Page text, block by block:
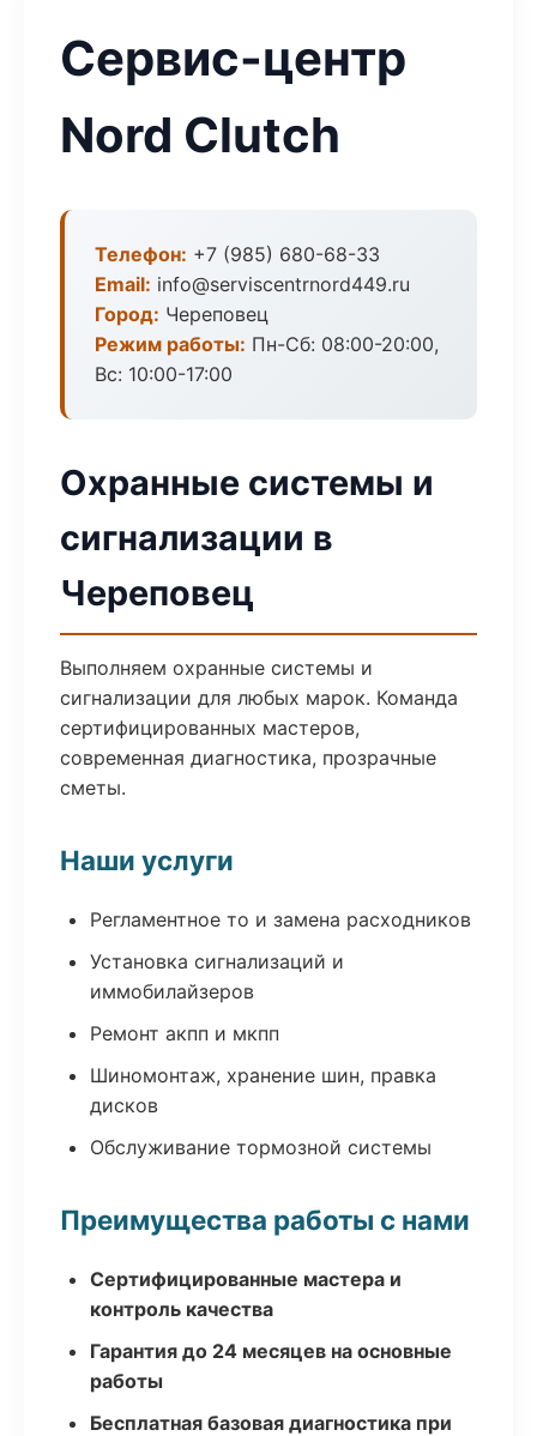
Сервис-центр
Nord Clutch
Телефон: +7 (985) 680-68-33
Email: info@serviscentrnord449.ru
Город: Череповец
Режим работы: Пн-Сб: 08:00-20:00,
Вс: 10:00-17:00
Охранные системы и
сигнализации в
Череповец
Выполняем охранные системы и
сигнализации для любых марок. Команда
сертифицированных мастеров,
современная диагностика, прозрачные
сметы.
Наши услуги
Регламентное то и замена расходников
Установка сигнализаций и
иммобилайзеров
Ремонт акпп и мкпп
Шиномонтаж, хранение шин, правка
дисков
Обслуживание тормозной системы
Преимущества работы с нами
Сертифицированные мастера и
контроль качества
Гарантия до 24 месяцев на основные
работы
Бесплатная базовая диагностика при